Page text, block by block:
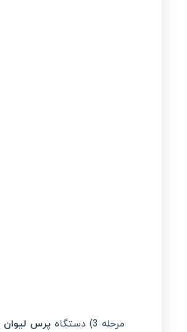
مرحله 3) دستگاه پرس لیوان